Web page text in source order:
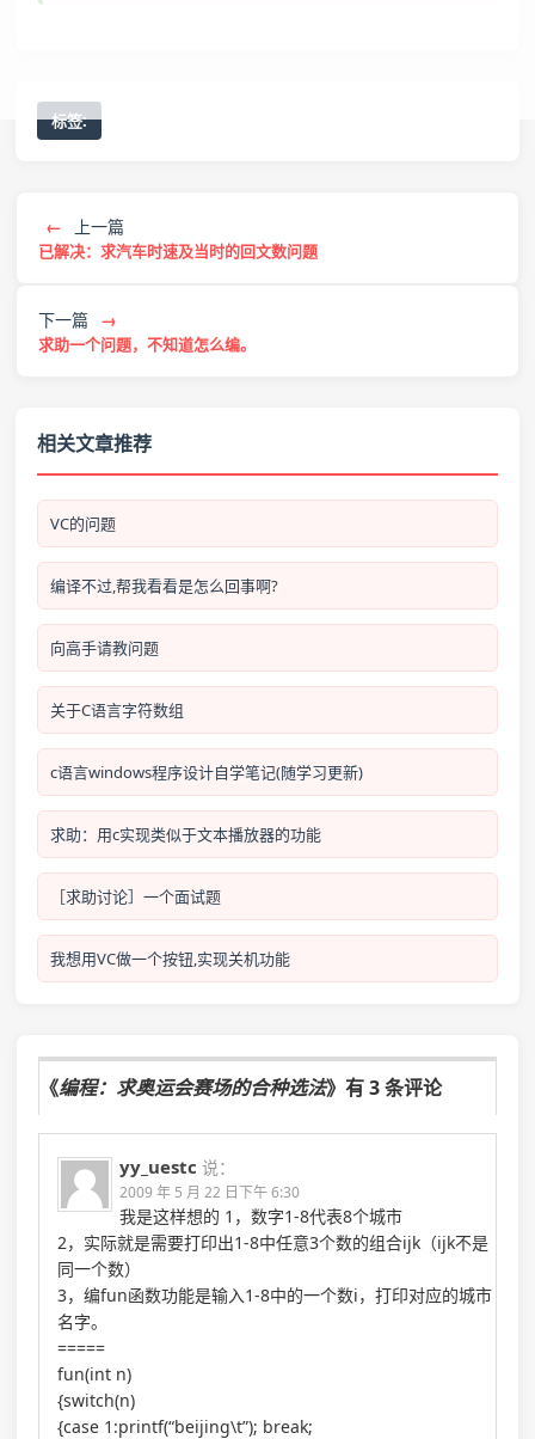
标签:
← 上一篇
已解决：求汽车时速及当时的回文数问题
下一篇 →
求助一个问题，不知道怎么编。
相关文章推荐
VC的问题
编译不过,帮我看看是怎么回事啊?
向高手请教问题
关于C语言字符数组
c语言windows程序设计自学笔记(随学习更新)
求助：用c实现类似于文本播放器的功能
［求助讨论］一个面试题
我想用VC做一个按钮,实现关机功能
《编程：求奥运会赛场的合种选法》有 3 条评论
yy_uestc 说：
2009 年 5 月 22 日下午 6:30
我是这样想的 1，数字1-8代表8个城市
2，实际就是需要打印出1-8中任意3个数的组合ijk（ijk不是
同一个数）
3，编fun函数功能是输入1-8中的一个数i，打印对应的城市
名字。
=====
fun(int n)
{switch(n)
{case 1:printf(“beijing\t”); break;